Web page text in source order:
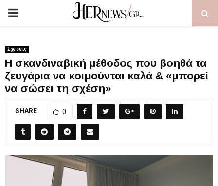
PRIMARY
Σχέσεις
Η σκανδιναβική μέθοδος που βοηθά τα
ζευγάρια να κοιμούνται καλά & «μπορεί
να σώσει τη σχέση»
SHARE 0